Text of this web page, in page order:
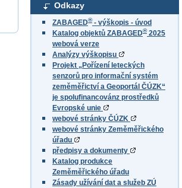
Odkazy
ZABAGED®- výškopis - úvod
Katalog objektů ZABAGED®2025
webová verze
Analýzy výškopisu
Projekt „Pořízení leteckých
senzorů pro informační systém
zeměměřictví a Geoportál ČÚZK“
je spolufinancovánz prostředků
Evropské unie
webové stránky ČÚZK
webové stránky Zeměměřického
úřadu
předpisy a dokumenty
Katalog produkce
Zeměměřického úřadu
Zásady užívání dat a služeb ZÚ